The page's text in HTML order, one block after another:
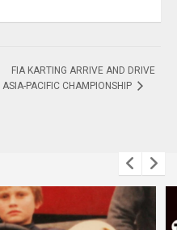
FIA KARTING ARRIVE AND DRIVE
ASIA-PACIFIC CHAMPIONSHIP